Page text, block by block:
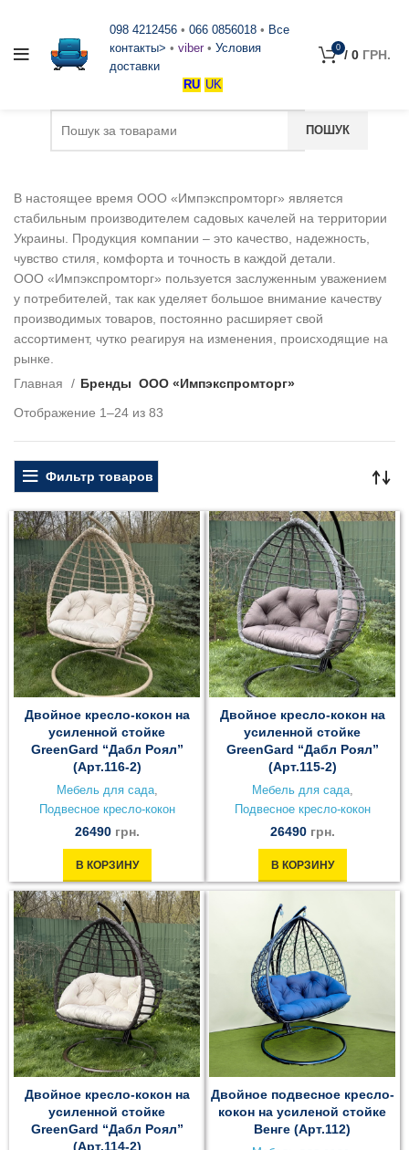
098 4212456 • 066 0856018 • Все
контакты> • viber • Условия
доставки
RU UK
0 / 0 ГРН.
В настоящее время ООО «Импэкспромторг» является
стабильным производителем садовых качелей на территории
Украины. Продукция компании – это качество, надежность,
чувство стиля, комфорта и точность в каждой детали.
ООО «Импэкспромторг» пользуется заслуженным уважением
у потребителей, так как уделяет большое внимание качеству
производимых товаров, постоянно расширяет свой
ассортимент, чутко реагируя на изменения, происходящие на
рынке.
Главная
Бренды ООО «Импэкспромторг»
Отображение 1–24 из 83
Фильтр товаров
Двойное кресло-кокон на
усиленной стойке
GreenGard “Дабл Роял”
(Арт.116-2)
Мебель для сада,
Подвесное кресло-кокон
26490 грн.
В КОРЗИНУ
Двойное кресло-кокон на
усиленной стойке
GreenGard “Дабл Роял”
(Арт.115-2)
Мебель для сада,
Подвесное кресло-кокон
26490 грн.
В КОРЗИНУ
Двойное кресло-кокон на
усиленной стойке
GreenGard “Дабл Роял”
(Арт.114-2)
Двойное подвесное кресло-
кокон на усиленой стойке
Венге (Арт.112)